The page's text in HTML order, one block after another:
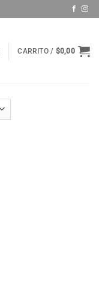
CARRITO / $0,00